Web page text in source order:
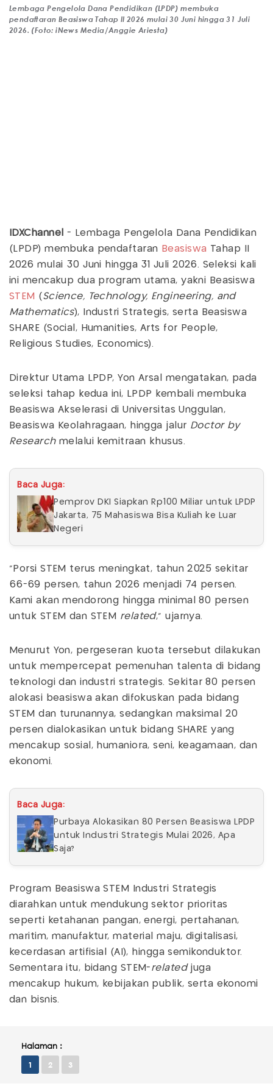
Lembaga Pengelola Dana Pendidikan (LPDP) membuka
pendaftaran Beasiswa Tahap II 2026 mulai 30 Juni hingga 31 Juli
2026. (Foto: iNews Media/Anggie Ariesta)
IDXChannel - Lembaga Pengelola Dana Pendidikan
(LPDP) membuka pendaftaran Beasiswa Tahap II
2026 mulai 30 Juni hingga 31 Juli 2026. Seleksi kali
ini mencakup dua program utama, yakni Beasiswa
STEM ( Science, Technology, Engineering, and
Mathematics), Industri Strategis, serta Beasiswa
SHARE (Social, Humanities, Arts for People,
Religious Studies, Economics).
Direktur Utama LPDP, Yon Arsal mengatakan, pada
seleksi tahap kedua ini, LPDP kembali membuka
Beasiswa Akselerasi di Universitas Unggulan,
Beasiswa Keolahragaan, hingga jalur Doctor by
Researchmelalui kemitraan khusus.
Baca Juga:
Pemprov DKI Siapkan Rp100 Miliar untuk LPDP
Jakarta, 75 Mahasiswa Bisa Kuliah ke Luar
Negeri
"Porsi STEM terus meningkat, tahun 2025 sekitar
66-69 persen, tahun 2026 menjadi 74 persen.
Kami akan mendorong hingga minimal 80 persen
untuk STEM dan STEM related," ujarnya.
Menurut Yon, pergeseran kuota tersebut dilakukan
untuk mempercepat pemenuhan talenta di bidang
teknologi dan industri strategis. Sekitar 80 persen
alokasi beasiswa akan difokuskan pada bidang
STEM dan turunannya, sedangkan maksimal 20
persen dialokasikan untuk bidang SHARE yang
mencakup sosial, humaniora, seni, keagamaan, dan
ekonomi.
Baca Juga:
Purbaya Alokasikan 80 Persen Beasiswa LPDP
untuk Industri Strategis Mulai 2026, Apa
Saja?
Program Beasiswa STEM Industri Strategis
diarahkan untuk mendukung sektor prioritas
seperti ketahanan pangan, energi, pertahanan,
maritim, manufaktur, material maju, digitalisasi,
kecerdasan artifisial (AI), hingga semikonduktor.
Sementara itu, bidang STEM- related juga
mencakup hukum, kebijakan publik, serta ekonomi
dan bisnis.
Halaman :
1 2 3